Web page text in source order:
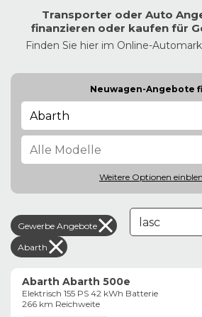
Transporter oder Auto
finanzieren oder kaufen für
Finden Sie hier im Online-
Neuwagen-Angebote
Abarth
Weitere Optionen
Gewerbe Angebote
Abarth
Leasing
Abarth Abarth 500e
Elektrisch 155 PS 42 kWh Batterie
266 km Reichweite